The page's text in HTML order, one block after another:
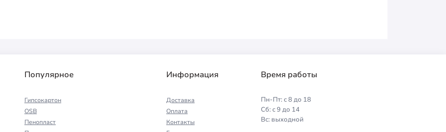
Популярное
Гипсокартон
OSB
Пенопласт
Информация
Доставка
Оплата
Контакты
Время работы
Пн-Пт: с 8 до 18
Сб: с 9 до 14
Вс: выходной